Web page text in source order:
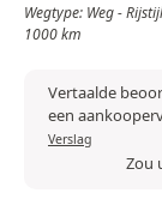
Wegtype: Weg -
1000 km
Vertaalde
een
Verslag
Zou